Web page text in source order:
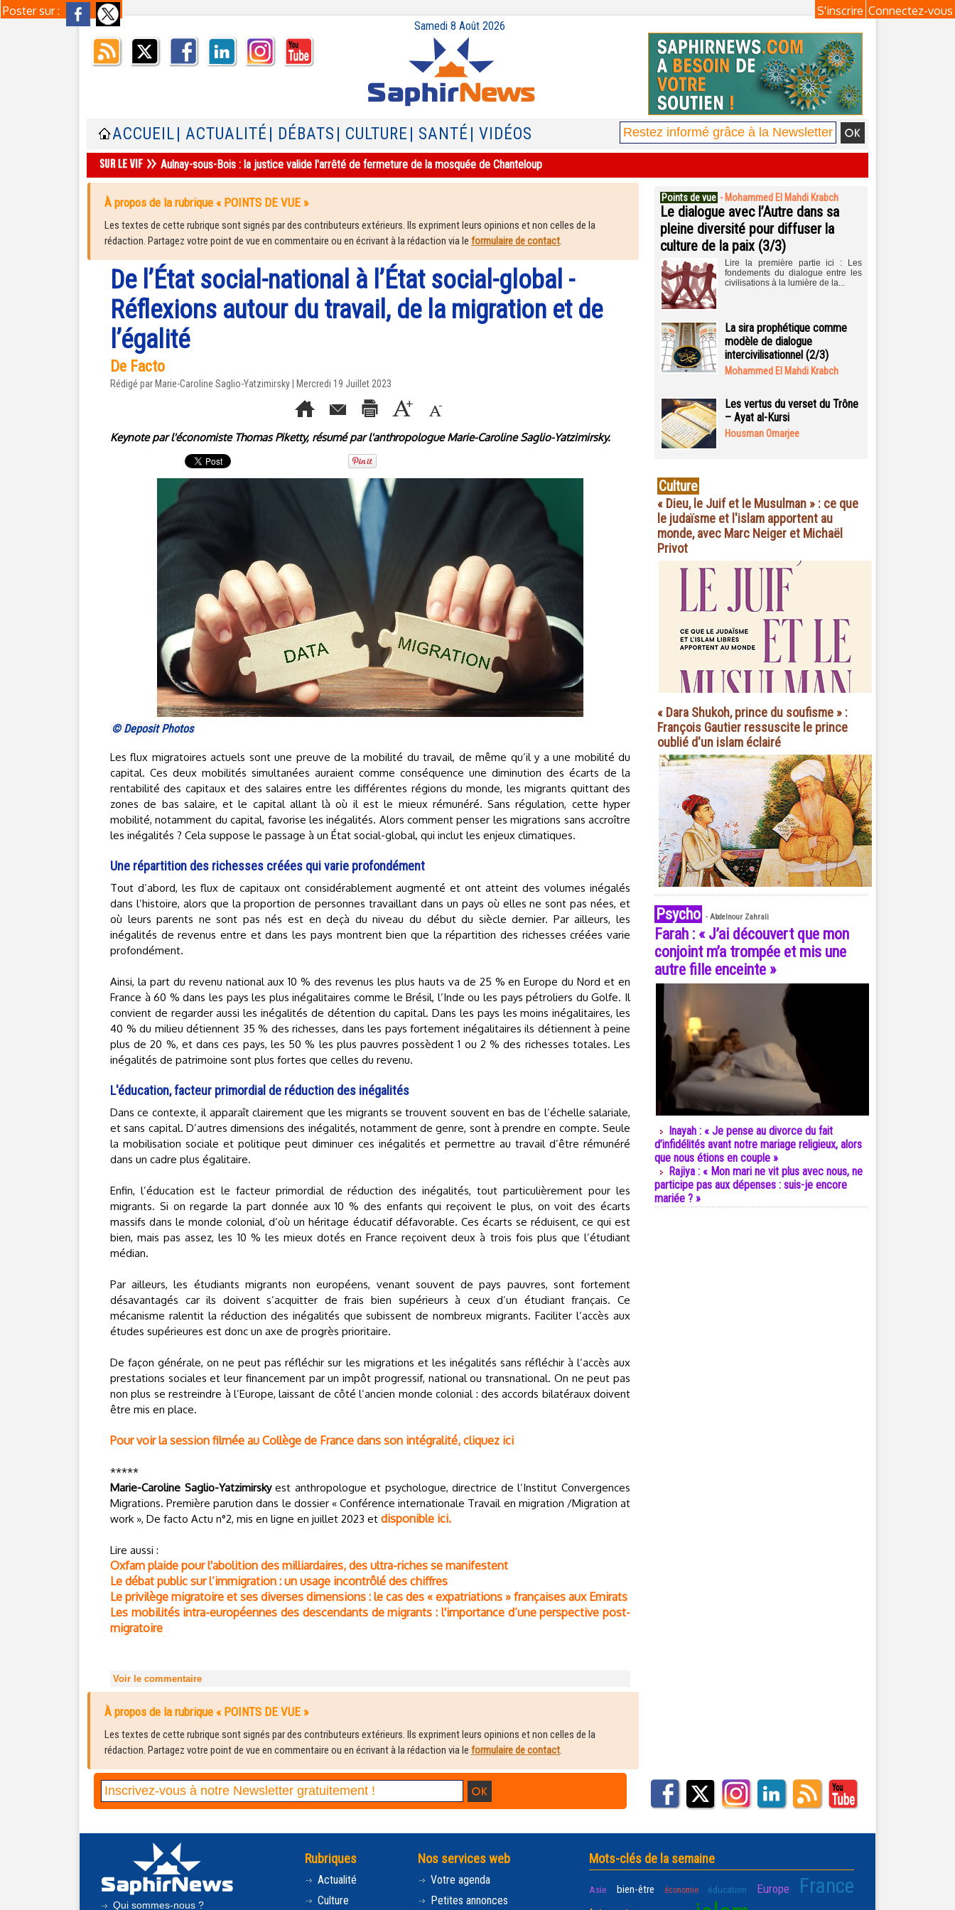
Poster sur : Connectez-vous
S'inscrire
Samedi 8 Août 2026
ACCUEIL | ACTUALITÉ | DÉBATS | CULTURE | SANTÉ | VIDÉOS
Aulnay-sous-Bois : la justice valide l'arrêté de fermeture de la mosquée de Chanteloup
À propos de la rubrique « POINTS DE VUE »
Les textes de cette rubrique sont signés par des contributeurs extérieurs. Ils expriment leurs opinions et non celles de la
rédaction. Partagez votre point de vue en commentaire ou en écrivant à la rédaction via le formulaire de contact.
De l’État social-national à l’État social-global -
Réflexions autour du travail, de la migration et de
l’égalité
De Facto
Rédigé par Marie-Caroline Saglio-Yatzimirsky | Mercredi 19 Juillet 2023
Keynote par l'économiste Thomas Piketty, résumé par l'anthropologue Marie-Caroline Saglio-Yatzimirsky.
© Deposit Photos
Les flux migratoires actuels sont une preuve de la mobilité du travail, de même qu’il y a une mobilité du
capital. Ces deux mobilités simultanées auraient comme conséquence une diminution des écarts de la
rentabilité des capitaux et des salaires entre les différentes régions du monde, les migrants quittant des
zones de bas salaire, et le capital allant là où il est le mieux rémunéré. Sans régulation, cette hyper
mobilité, notamment du capital, favorise les inégalités. Alors comment penser les migrations sans accroître
les inégalités ? Cela suppose le passage à un État social-global, qui inclut les enjeux climatiques.
Une répartition des richesses créées qui varie profondément
Tout d’abord, les flux de capitaux ont considérablement augmenté et ont atteint des volumes inégalés
dans l’histoire, alors que la proportion de personnes travaillant dans un pays où elles ne sont pas nées, et
où leurs parents ne sont pas nés est en deçà du niveau du début du siècle dernier. Par ailleurs, les
inégalités de revenus entre et dans les pays montrent bien que la répartition des richesses créées varie
profondément.
Ainsi, la part du revenu national aux 10 % des revenus les plus hauts va de 25 % en Europe du Nord et en
France à 60 % dans les pays les plus inégalitaires comme le Brésil, l’Inde ou les pays pétroliers du Golfe. Il
convient de regarder aussi les inégalités de détention du capital. Dans les pays les moins inégalitaires, les
40 % du milieu détiennent 35 % des richesses, dans les pays fortement inégalitaires ils détiennent à peine
plus de 20 %, et dans ces pays, les 50 % les plus pauvres possèdent 1 ou 2 % des richesses totales. Les
inégalités de patrimoine sont plus fortes que celles du revenu.
L'éducation, facteur primordial de réduction des inégalités
Dans ce contexte, il apparaît clairement que les migrants se trouvent souvent en bas de l’échelle salariale,
et sans capital. D’autres dimensions des inégalités, notamment de genre, sont à prendre en compte. Seule
la mobilisation sociale et politique peut diminuer ces inégalités et permettre au travail d’être rémunéré
dans un cadre plus égalitaire.
Enfin, l’éducation est le facteur primordial de réduction des inégalités, tout particulièrement pour les
migrants. Si on regarde la part donnée aux 10 % des enfants qui reçoivent le plus, on voit des écarts
massifs dans le monde colonial, d’où un héritage éducatif défavorable. Ces écarts se réduisent, ce qui est
bien, mais pas assez, les 10 % les mieux dotés en France reçoivent deux à trois fois plus que l’étudiant
médian.
Par ailleurs, les étudiants migrants non européens, venant souvent de pays pauvres, sont fortement
désavantagés car ils doivent s’acquitter de frais bien supérieurs à ceux d’un étudiant français. Ce
mécanisme ralentit la réduction des inégalités que subissent de nombreux migrants. Faciliter l’accès aux
études supérieures est donc un axe de progrès prioritaire.
De façon générale, on ne peut pas réfléchir sur les migrations et les inégalités sans réfléchir à l’accès aux
prestations sociales et leur financement par un impôt progressif, national ou transnational. On ne peut pas
non plus se restreindre à l’Europe, laissant de côté l’ancien monde colonial : des accords bilatéraux doivent
être mis en place.
Pour voir la session filmée au Collège de France dans son intégralité, cliquez ici
*****
Marie-Caroline Saglio-Yatzimirskyest anthropologue et psychologue, directrice de l’Institut Convergences
Migrations. Première parution dans le dossier « Conférence internationale Travail en migration /Migration at
work », De facto Actu n°2, mis en ligne en juillet 2023 et disponible ici.
Lire aussi :
Oxfam plaide pour l'abolition des milliardaires, des ultra-riches se manifestent
Le débat public sur l’immigration : un usage incontrôlé des chiffres
Le privilège migratoire et ses diverses dimensions : le cas des « expatriations » françaises aux Emirats
Les mobilités intra-européennes des descendants de migrants : l'importance d’une perspective post-
migratoire
Voir le commentaire
À propos de la rubrique « POINTS DE VUE »
Les textes de cette rubrique sont signés par des contributeurs extérieurs. Ils expriment leurs opinions et non celles de la
rédaction. Partagez votre point de vue en commentaire ou en écrivant à la rédaction via le formulaire de contact.
Points de vue - Mohammed El Mahdi Krabch
Le dialogue avec l’Autre dans sa
pleine diversité pour diffuser la
culture de la paix (3/3)
Lire la première partie ici : Les
fondements du dialogue entre les
civilisations à la lumière de la...
La sira prophétique comme
modèle de dialogue
intercivilisationnel (2/3)
Mohammed El Mahdi Krabch
Les vertus du verset du Trône
– Ayat al-Kursi
Housman Omarjee
Culture
« Dieu, le Juif et le Musulman » : ce que
le judaïsme et l'islam apportent au
monde, avec Marc Neiger et Michaël
Privot
« Dara Shukoh, prince du soufisme » :
François Gautier ressuscite le prince
oublié d'un islam éclairé
Psycho - Abdelnour Zahrali
Farah : « J’ai découvert que mon
conjoint m’a trompée et mis une
autre fille enceinte »
Inayah : « Je pense au divorce du fait
d’infidélités avant notre mariage religieux, alors
que nous étions en couple »
Rajiya : « Mon mari ne vit plus avec nous, ne
participe pas aux dépenses : suis-je encore
mariée ? »
Qui sommes-nous ?
Rubriques
Actualité
Culture
Nos services web
Votre agenda
Petites annonces
Mots-clés de la semaine
Asie bien-être économie éducation Europe France